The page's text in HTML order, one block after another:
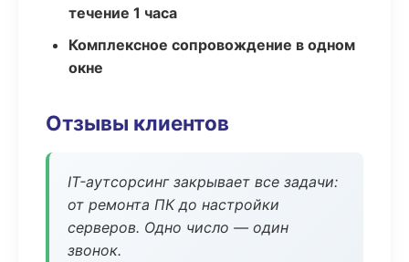
течение 1 часа
Комплексное сопровождение в одном
окне
Отзывы клиентов
IT-аутсорсинг закрывает все задачи:
от ремонта ПК до настройки
серверов. Одно число — один
звонок.